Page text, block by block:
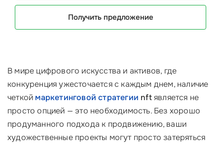
Получить предложение
В мире цифрового искусства и активов, где
конкуренция ужесточается с каждым днем, наличие
четкой маркетинговой стратегии nftявляется не
просто опцией — это необходимость. Без хорошо
продуманного подхода к продвижению, ваши
художественные проекты могут просто затеряться